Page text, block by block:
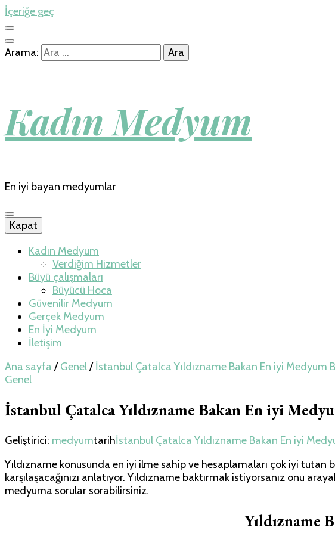
İçeriğe geç
Arama:
Kadın Medyum
En iyi bayan medyumlar
Kapat
Kadın Medyum
Verdiğim Hizmetler
Büyü çalışmaları
Büyücü Hoca
Güvenilir Medyum
Gerçek Medyum
En İyi Medyum
İletişim
Ana sayfa / Genel/ İstanbul Çatalca Yıldızname Bakan En iyi Medyum
Genel
İstanbul Çatalca Yıldızname Bakan En iyi
Geliştirici: medyumtarihİstanbul Çatalca Yıldızname Bakan En iyi
Yıldızname konusunda en iyi ilme sahip ve hesaplamaları çok iyi tutan
karşılaşacağınızı anlatıyor. Yıldızname baktırmak istiyorsanız onu
medyuma sorular sorabilirsiniz.
Yıldızname